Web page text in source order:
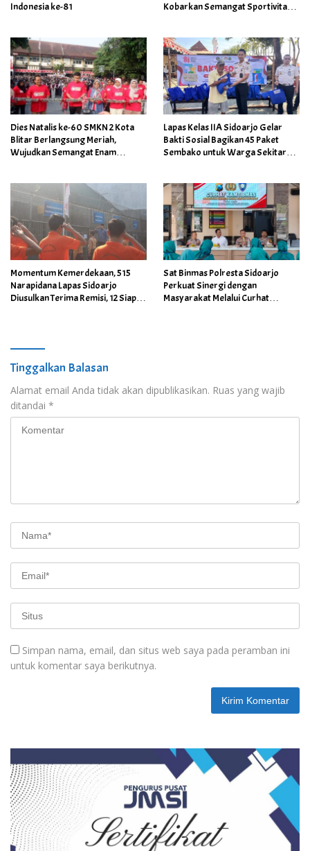
Indonesia ke-81
Kobarkan Semangat Sportivitas
Dies Natalis ke-60 SMKN 2 Kota
Blitar Berlangsung Meriah,
Wujudkan Semangat Enam
Lapas Kelas IIA Sidoarjo Gelar
Bakti Sosial Bagikan 45 Paket
Sembako untuk Warga Sekitar
Momentum Kemerdekaan, 515
Narapidana Lapas Sidoarjo
Diusulkan Terima Remisi, 12 Siap
Sat Binmas Polresta Sidoarjo
Perkuat Sinergi dengan
Masyarakat Melalui Curhat
Tinggalkan Balasan
Alamat email Anda tidak akan dipublikasikan. Ruas yang wajib
ditandai *
Simpan nama, email, dan situs web saya pada peramban ini
untuk komentar saya berikutnya.